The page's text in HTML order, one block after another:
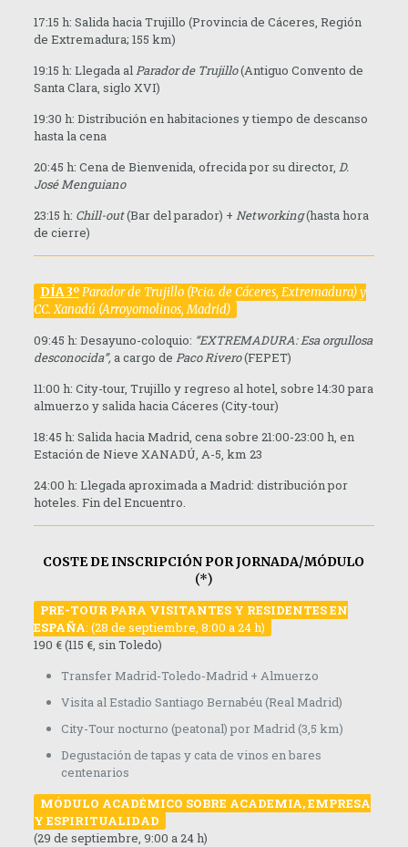
17:15 h: Salida hacia Trujillo (Provincia de Cáceres, Región
de Extremadura; 155 km)
19:15 h: Llegada alParador de Trujillo(Antiguo Convento de
Santa Clara, siglo XVI)
19:30 h: Distribución en habitaciones y tiempo de descanso
hasta la cena
20:45 h: Cena de Bienvenida, ofrecida por su director, D.
José Menguiano
23:15 h: Chill-out(Bar del parador) + Networking(hasta hora
de cierre)
DÍA 3ºParador de Trujillo (Pcia. de Cáceres, Extremadura) y
CC. Xanadú (Arroyomolinos, Madrid)
09:45 h: Desayuno-coloquio: “EXTREMADURA: Esa orgullosa
desconocida”, a cargo de Paco Rivero(FEPET)
11:00 h: City-tour, Trujillo y regreso al hotel, sobre 14:30 para
almuerzo y salida hacia Cáceres (City-tour)
18:45 h: Salida hacia Madrid, cena sobre 21:00-23:00 h, en
Estación de Nieve XANADÚ, A-5, km 23
24:00 h: Llegada aproximada a Madrid: distribución por
hoteles. Fin del Encuentro.
COSTE DE INSCRIPCIÓN POR JORNADA/MÓDULO
(*)
PRE-TOUR PARA VISITANTES Y RESIDENTES EN
ESPAÑA: (28 de septiembre, 8:00 a 24 h)
190 € (115 €, sin Toledo)
Transfer Madrid-Toledo-Madrid + Almuerzo
Visita al Estadio Santiago Bernabéu (Real Madrid)
City-Tour nocturno (peatonal) por Madrid (3,5 km)
Degustación de tapas y cata de vinos en bares
centenarios
MÓDULO ACADÉMICO SOBRE ACADEMIA, EMPRESA
Y ESPIRITUALIDAD
(29 de septiembre, 9:00 a 24 h)